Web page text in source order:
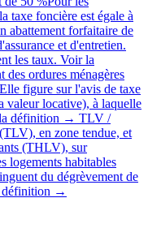
taxe foncière est égale à
abattement forfaitaire de
et d'entretien.
les taux. Voir la
des ordures ménagères
figure sur l'avis de taxe
valeur locative), à laquelle
définition → TLV /
en zone tendue, et
(THLV), sur
logements habitables
du dégrèvement de
définition →